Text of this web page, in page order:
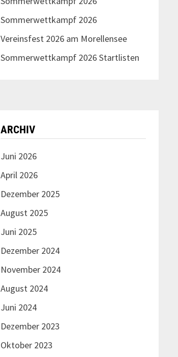
Sommerwettkampf 2026
Vereinsfest 2026 am Morellensee
Sommerwettkampf 2026 Startlisten
ARCHIV
Juni 2026
April 2026
Dezember 2025
August 2025
Juni 2025
Dezember 2024
November 2024
August 2024
Juni 2024
Dezember 2023
Oktober 2023